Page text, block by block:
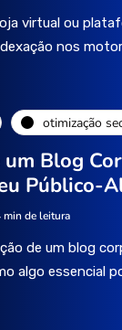
virtual ou
nos
otimização
Blog
Público-
min de leitura
de um blog
algo essencial